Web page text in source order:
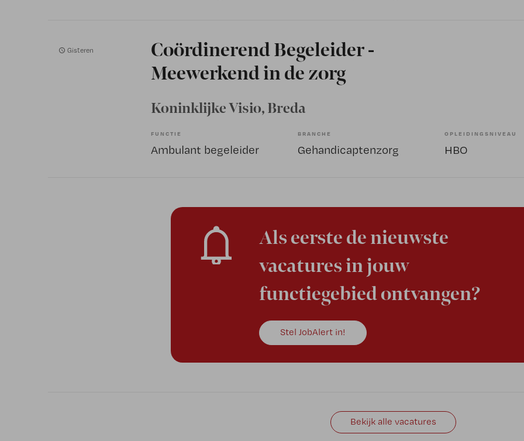
Gisteren
Coördinerend Begeleider -
Meewerkend in de zorg
Koninklijke Visio, Breda
FUNCTIE
Ambulant begeleider
BRANCHE
Gehandicaptenzorg
OPLEIDINGSNIVEAU
HBO
Als eerste de nieuwste
vacatures in jouw
functiegebied ontvangen?
Stel JobAlert in!
Bekijk alle vacatures